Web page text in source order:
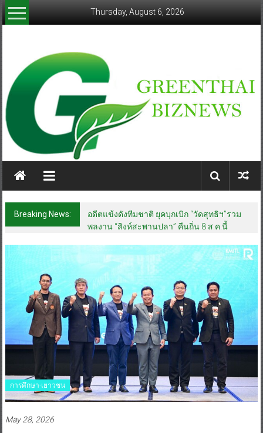
Skip
to
Thursday, August 6, 2026
greenthaibiznews.com
Breaking News:
“นายกแก้ว”จากยูยิตสูชนะขาดนั่งบอร์ดการ
กีฬาเป็นสมัยที่สอง
การศึกษา-เยาวชน
May 28, 2026